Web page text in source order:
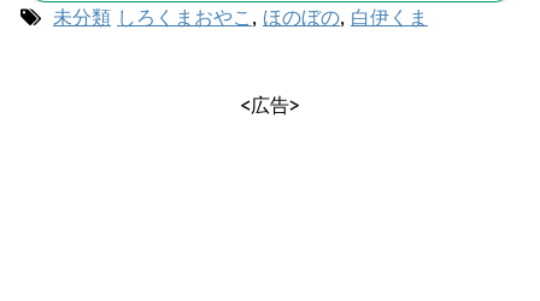
未分類 しろくまおやこ , ほのぼの, 白伊くま
<広告>